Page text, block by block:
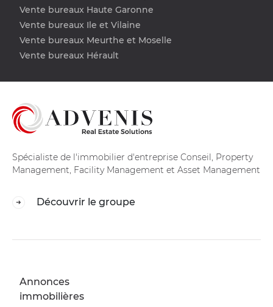
Vente bureaux Haute Garonne
Vente bureaux Ile et Vilaine
Vente bureaux Meurthe et Moselle
Vente bureaux Hérault
Spécialiste de l'immobilier d'entreprise Conseil, Property
Management, Facility Management et Asset Management
Découvrir le groupe
Annonces
immobilières